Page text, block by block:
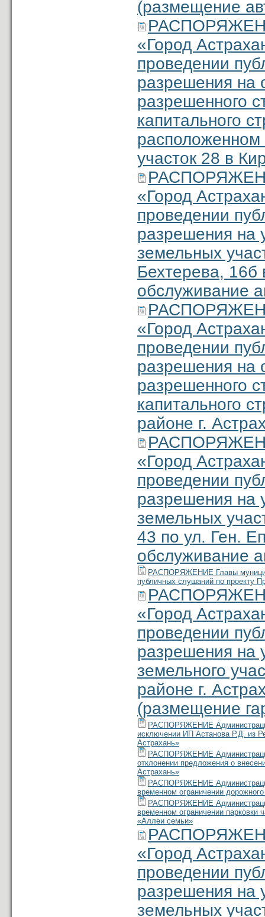
(размещение
«Город
проведении
разре­шения на
разрешенного
капитального
участок 28 в
«Город
проведении
разре­шения на
земельных
Бехтерева, 16б
обслуживание
«Город
проведении
разре­шения на
разрешенного
капитального
районе г.
«Город
проведении
разреше­ния на
земельных
43 по ул. Ген.
обслужива­ние
РАСПОРЯЖЕНИЕ Главы
публичных слушаний по проекту
«Город
проведении
разрешения на
земельного
районе г.
(размещение
РАСПОРЯЖЕНИЕ Администрации
исключении ИП Астанова Р.Д. из
Астрахань»
РАСПОРЯЖЕНИЕ
отклонении предложения о
Астрахань»
РАСПОРЯЖЕНИЕ
временном ограничении
РАСПОРЯЖЕНИЕ
временном ограничении парковки
«Аллеи семьи»
«Город
проведении
разрешения на
земельных